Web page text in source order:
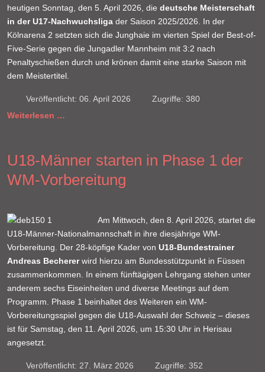
heutigen Sonntag, den 5. April 2026, die deutsche Meisterschaft
in der U17-Nachwuchsliga der Saison 2025/2026. In der
Kölnarena 2 setzten sich die Junghaie im vierten Spiel der Best-of-
Five-Serie gegen die Jungadler Mannheim mit 3:2 nach
Penaltyschießen durch und krönen damit eine starke Saison mit
dem Meistertitel.
Veröffentlicht: 06. April 2026
Zugriffe: 380
Weiterlesen …
U18-Männer starten in Phase 1 der
WM-Vorbereitung
Am Mittwoch, den 8. April 2026, startet die
U18-Männer-Nationalmannschaft in ihre diesjährige WM-
Vorbereitung. Der 28-köpfige Kader von U18-Bundestrainer
Andreas Becherer wird hierzu am Bundesstützpunkt in Füssen
zusammenkommen. In einem fünftägigen Lehrgang stehen unter
anderem sechs Eiseinheiten und diverse Meetings auf dem
Programm. Phase 1 beinhaltet des Weiteren ein WM-
Vorbereitungsspiel gegen die U18-Auswahl der Schweiz – dieses
ist für Samstag, den 11. April 2026, um 15:30 Uhr in Herisau
angesetzt.
Veröffentlicht: 27. März 2026 Zugriffe: 352